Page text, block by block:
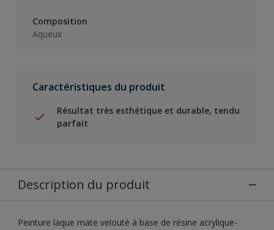
Composition
Aqueux
Caractéristiques du produit
Résultat très esthétique et durable, tendu
parfait
Description du produit
Peinture laque mate velouté à base de résine acrylique-